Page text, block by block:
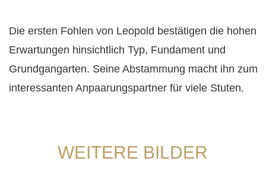
Die ersten Fohlen von Leopold bestätigen die hohen
Erwartungen hinsichtlich Typ, Fundament und
Grundgangarten. Seine Abstammung macht ihn zum
interessanten Anpaarungspartner für viele Stuten.
WEITERE BILDER